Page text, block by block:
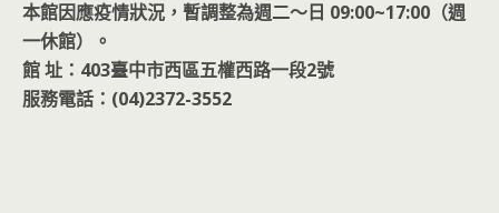
本館因應疫情狀況，暫調整為週二～日 09:00~17:00（週
一休館）。
館 址：403臺中市西區五權西路一段2號
服務電話：(04)2372-3552